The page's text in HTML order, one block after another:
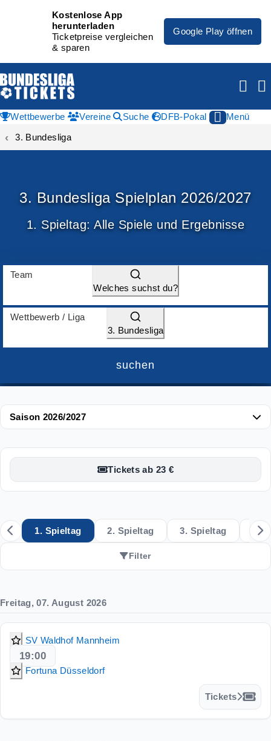
Kostenlose App
herunterladen
Ticketpreise vergleichen
& sparen
Google Play öffnen
Wettbewerbe Vereine Suche DFB-Pokal
Menü
3. Bundesliga
3. Bundesliga Spielplan 2026/2027
1. Spieltag: Alle Spiele und Ergebnisse
Team
Welches suchst du?
Wettbewerb / Liga
3. Bundesliga
suchen
Saison 2026/2027
Tickets ab 23 €
1. Spieltag 2. Spieltag 3. Spieltag 4.
Filter
Kalenderwoche auswählen
Freitag, 07. August 2026
SV Waldhof Mannheim
19:00
Fortuna Düsseldorf
Tickets